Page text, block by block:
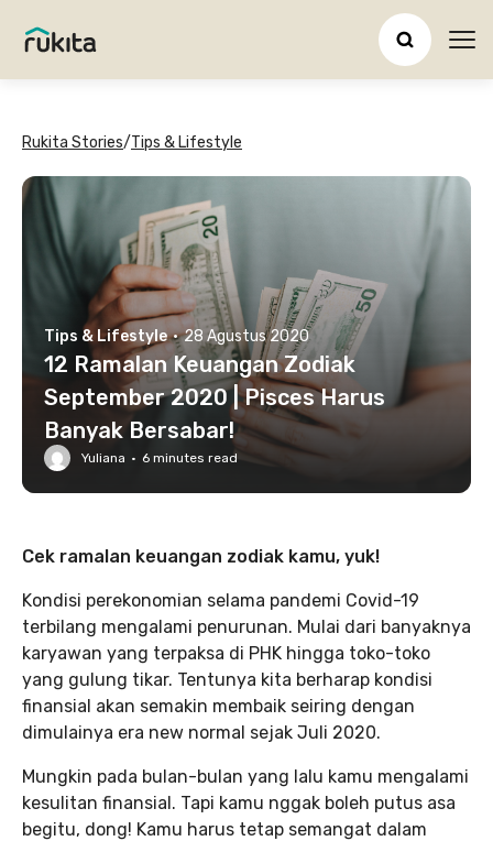
Rukita Stories/Tips & Lifestyle
Tips & Lifestyle · 28 Agustus 2020
12 Ramalan Keuangan Zodiak
September 2020 | Pisces Harus
Banyak Bersabar!
Yuliana · 6 minutes read
Cek ramalan keuangan zodiak kamu, yuk!
Kondisi perekonomian selama pandemi Covid-19
terbilang mengalami penurunan. Mulai dari banyaknya
karyawan yang terpaksa di PHK hingga toko-toko
yang gulung tikar. Tentunya kita berharap kondisi
finansial akan semakin membaik seiring dengan
dimulainya era new normal sejak Juli 2020.
Mungkin pada bulan-bulan yang lalu kamu mengalami
kesulitan finansial. Tapi kamu nggak boleh putus asa
begitu, dong! Kamu harus tetap semangat dalam